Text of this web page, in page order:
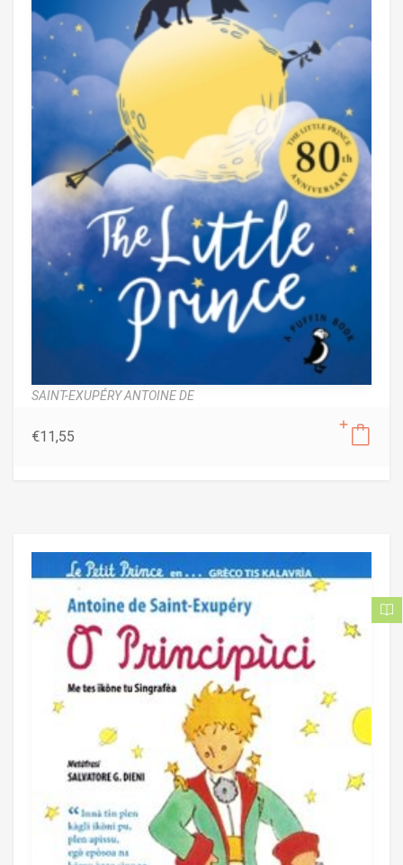
SAINT-EXUPÉRY ANTOINE DE
€11,55